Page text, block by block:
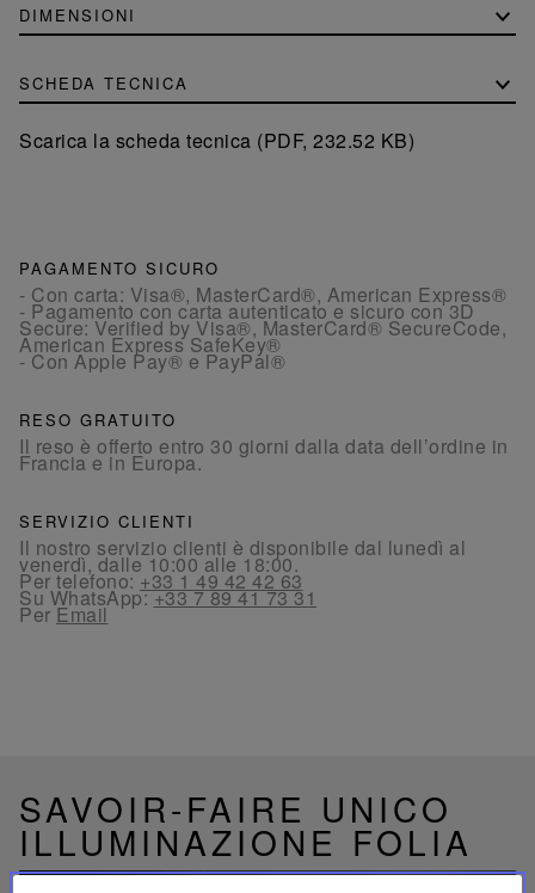
DIMENSIONI
SCHEDA TECNICA
Scarica la scheda tecnica (PDF, 232.52 KB)
PAGAMENTO SICURO
- Con carta: Visa®, MasterCard®, American Express®
- Pagamento con carta autenticato e sicuro con 3D
Secure: Verified by Visa®, MasterCard® SecureCode,
American Express SafeKey®
- Con Apple Pay® e PayPal®
RESO GRATUITO
Il reso è offerto entro 30 giorni dalla data dell’ordine in
Francia e in Europa.
SERVIZIO CLIENTI
Il nostro servizio clienti è disponibile dal lunedì al
venerdì, dalle 10:00 alle 18:00.
Per telefono:+33 1 49 42 42 63
Su WhatsApp:+33 7 89 41 73 31
PerEmail
SAVOIR-FAIRE UNICO
ILLUMINAZIONE FOLIA